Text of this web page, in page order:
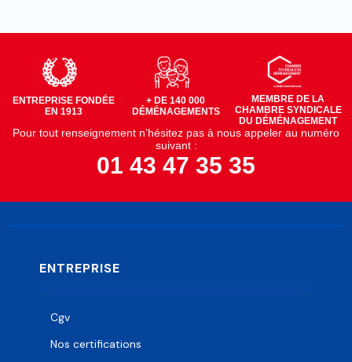
ENTREPRISE FONDÉE
EN 1913
+ DE 140 000
DÉMÉNAGEMENTS
MEMBRE DE LA
CHAMBRE SYNDICALE
DU DÉMÉNAGEMENT
Pour tout renseignement n’hésitez pas à nous appeler au numéro
suivant :
01 43 47 35 35
ENTREPRISE
Cgv
Nos certifications